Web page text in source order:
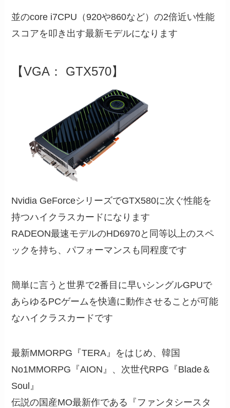
並のcore i7CPU（920や860など）の2倍近い性能
スコアを叩き出す最新モデルになります
【VGA： GTX570】
Nvidia GeForceシリーズでGTX580に次ぐ性能を
持つハイクラスカードになります
RADEON最速モデルのHD6970と同等以上のスペ
ックを持ち、パフォーマンスも同程度です
簡単に言うと世界で2番目に早いシングルGPUで
あらゆるPCゲームを快適に動作させることが可能
なハイクラスカードです
最新MMORPG『TERA』をはじめ、韓国
No1MMORPG『AION』、次世代RPG『Blade＆
Soul』
伝説の国産MO最新作である『ファンタシースタ